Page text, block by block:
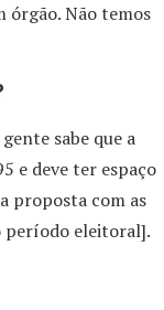
órgão. Não temos
sabe que a
e deve ter espaço
proposta com as
período eleitoral].